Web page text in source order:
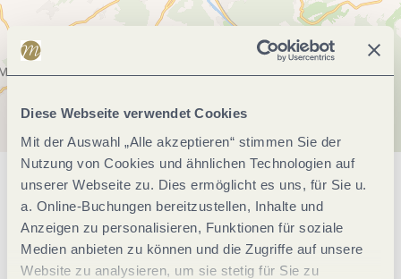
Diese Webseite verwendet Cookies
Mit der Auswahl „Alle akzeptieren“ stimmen Sie der
Nutzung von Cookies und ähnlichen Technologien auf
unserer Webseite zu. Dies ermöglicht es uns, für Sie u.
a. Online-Buchungen bereitzustellen, Inhalte und
Anzeigen zu personalisieren, Funktionen für soziale
Medien anbieten zu können und die Zugriffe auf unsere
Website zu analysieren, um sie stetig für Sie zu
Allgemeine Informationen
Öffnungszeiten